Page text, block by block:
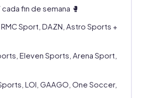
fin de semana 🥊
Sport, DAZN, Astro Sports +
Eleven Sports, Arena Sport,
LOI, GAAGO, One Soccer,